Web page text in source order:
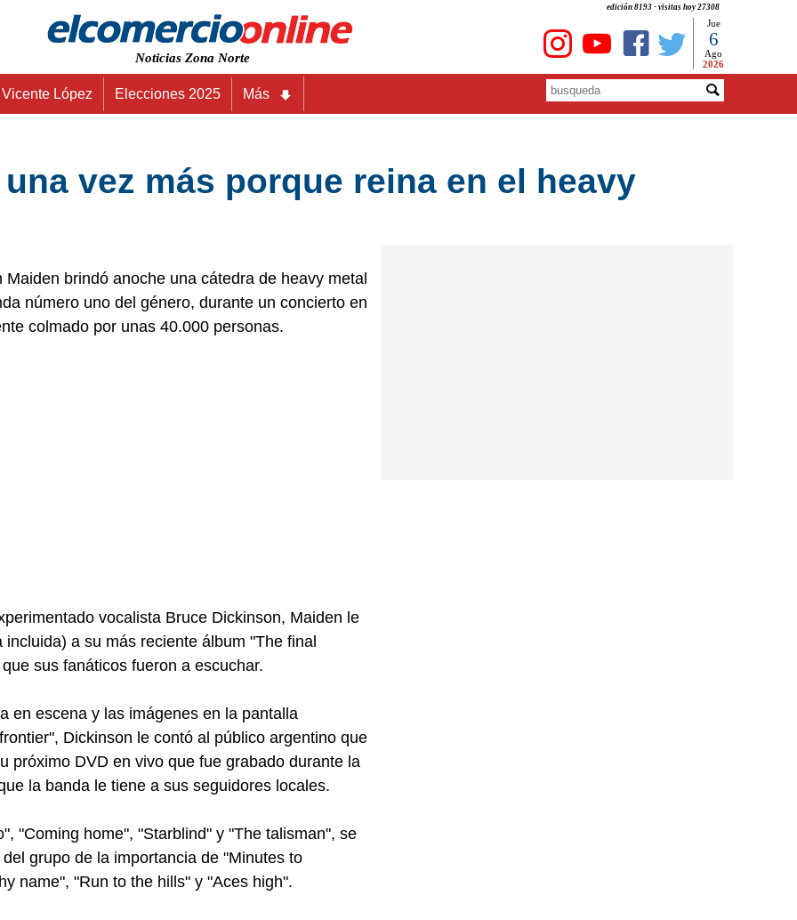
edición 8193 - visitas hoy 27308
Noticias Zona Norte
Jue
6
Ago
2026
Vicente López Elecciones 2025 Más
vez más porque reina en el heavy
brindó anoche una cátedra de heavy metal
número uno del género, durante un concierto en
colmado por unas 40.000 personas.
vocalista Bruce Dickinson, Maiden le
a su más reciente álbum "The final
sus fanáticos fueron a escuchar.
en escena y las imágenes en la pantalla
Dickinson le contó al público argentino que
próximo DVD en vivo que fue grabado durante la
la banda le tiene a sus seguidores locales.
"Coming home", "Starblind" y "The talisman", se
grupo de la importancia de "Minutes to
name", "Run to the hills" y "Aces high".